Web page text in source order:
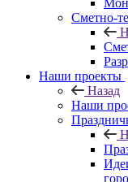
Сметно-
Наши проекты
Назад
Наши